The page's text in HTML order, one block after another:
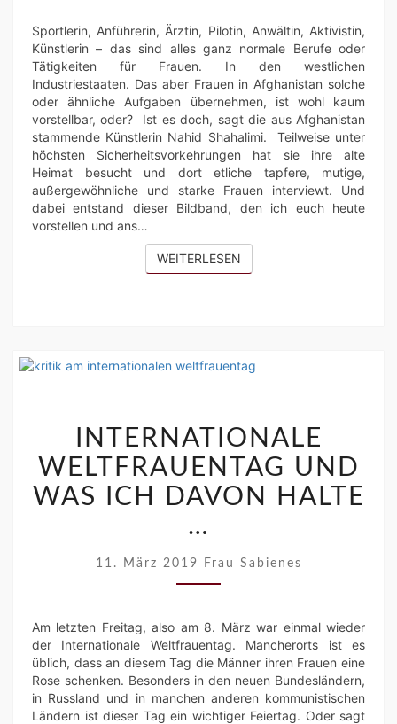
Sportlerin, Anführerin, Ärztin, Pilotin, Anwältin, Aktivistin,
Künstlerin – das sind alles ganz normale Berufe oder
Tätigkeiten für Frauen. In den westlichen
Industriestaaten. Das aber Frauen in Afghanistan solche
oder ähnliche Aufgaben übernehmen, ist wohl kaum
vorstellbar, oder? Ist es doch, sagt die aus Afghanistan
stammende Künstlerin Nahid Shahalimi. Teilweise unter
höchsten Sicherheitsvorkehrungen hat sie ihre alte
Heimat besucht und dort etliche tapfere, mutige,
außergewöhnliche und starke Frauen interviewt. Und
dabei entstand dieser Bildband, den ich euch heute
vorstellen und ans…
WEITERLESENWEITERLESEN
WELTFRAUENTAG
UND
WAS
ICH
DAVON
…
INTERNATIONALE
WELTFRAUENTAG UND
WAS ICH DAVON HALTE
…
11. März 2019 Frau Sabienes
Am letzten Freitag, also am 8. März war einmal wieder
der Internationale Weltfrauentag. Mancherorts ist es
üblich, dass an diesem Tag die Männer ihren Frauen eine
Rose schenken. Besonders in den neuen Bundesländern,
in Russland und in manchen anderen kommunistischen
Ländern ist dieser Tag ein wichtiger Feiertag. Oder sagt